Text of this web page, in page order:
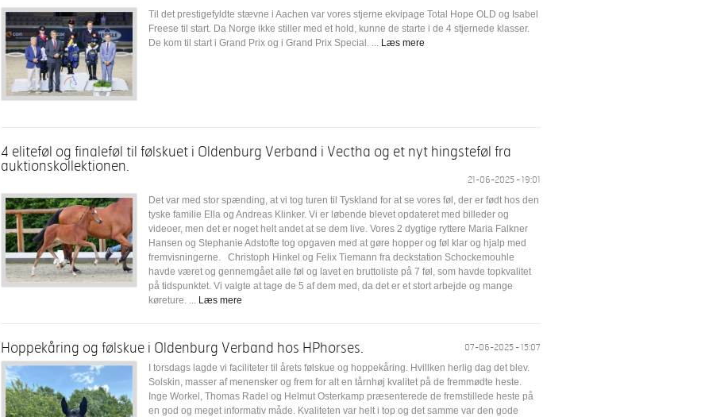
Til det prestigefyldte stævne i Aachen var vores stjerne ekvipage Total Hope OLD og Isabel
Freese til start. Da Norge ikke stiller med et hold, kunne de starte i de 4 stjernede klasser.
De kom til start i Grand Prix og i Grand Prix Special. ...
Læs mere
4 eliteføl og finaleføl til følskuet i Oldenburg Verband i Vectha og et nyt hingsteføl fra
auktionskollektionen.
21-06-2025 - 19:01
Det var med stor spænding, at vi tog turen til Tyskland for at se vores føl, der er født hos den
tyske familie Ella og Andreas Klinker. Vi er løbende blevet opdateret med billeder og
videoer, men det er noget helt andet at se dem live. Vores 2 dygtige ryttere Maria Falkner
Hansen og Stephanie Adstofte tog opgaven med at gøre hopper og føl klar og hjalp med
fremvisningerne. Christoph Hinkel og Felix Tiemann fra deckstation Schockemouhle
havde været og gennemgået alle føl og lavet en bruttoliste på 7 føl, som havde topkvalitet
på tidspunktet. Vi valgte at tage de 5 af dem med, da det er et stort arbejde og mange
køreture. ... Læs mere
Hoppekåring og følskue i Oldenburg Verband hos HPhorses.
07-06-2025 - 15:07
I torsdags lagde vi faciliteter til årets følskue og hoppekåring. Hvillken herlig dag det blev.
Solskin, masser af menensker og frem for alt en tårnhøj kvalitet på de fremmødte heste.
Inge Workel, Thomas Radel og Helmut Osterkamp præsenterede de fremstillede heste på
en god og meget informativ måde. Kvaliteten var helt i top og det samme var den gode